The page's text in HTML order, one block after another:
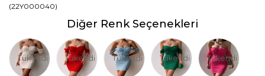
(22Y000040)
Diğer Renk Seçenekleri
Tükendi Tükendi Tükendi Tükendi Tükendi